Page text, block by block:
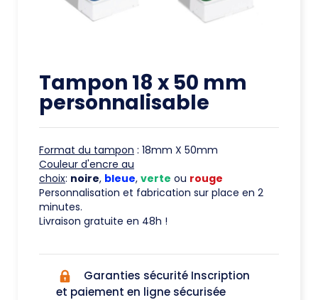
Tampon 18 x 50 mm
personnalisable
Format du tampon : 18mm X 50mm
Couleur d'encre au
choix: noire, bleue, verte ou rouge
Personnalisation et fabrication sur place en 2
minutes.
Livraison gratuite en 48h !
Garanties sécurité Inscription
et paiement en ligne sécurisée